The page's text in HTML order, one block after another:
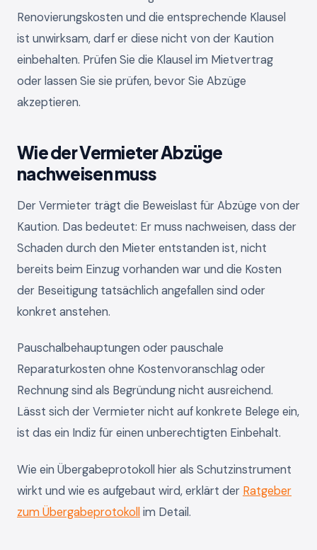
Renovierungskosten und die entsprechende Klausel
ist unwirksam, darf er diese nicht von der Kaution
einbehalten. Prüfen Sie die Klausel im Mietvertrag
oder lassen Sie sie prüfen, bevor Sie Abzüge
akzeptieren.
Wie der Vermieter Abzüge
nachweisen muss
Der Vermieter trägt die Beweislast für Abzüge von der
Kaution. Das bedeutet: Er muss nachweisen, dass der
Schaden durch den Mieter entstanden ist, nicht
bereits beim Einzug vorhanden war und die Kosten
der Beseitigung tatsächlich angefallen sind oder
konkret anstehen.
Pauschalbehauptungen oder pauschale
Reparaturkosten ohne Kostenvoranschlag oder
Rechnung sind als Begründung nicht ausreichend.
Lässt sich der Vermieter nicht auf konkrete Belege ein,
ist das ein Indiz für einen unberechtigten Einbehalt.
Wie ein Übergabeprotokoll hier als Schutzinstrument
wirkt und wie es aufgebaut wird, erklärt der Ratgeber
zum Übergabeprotokoll im Detail.